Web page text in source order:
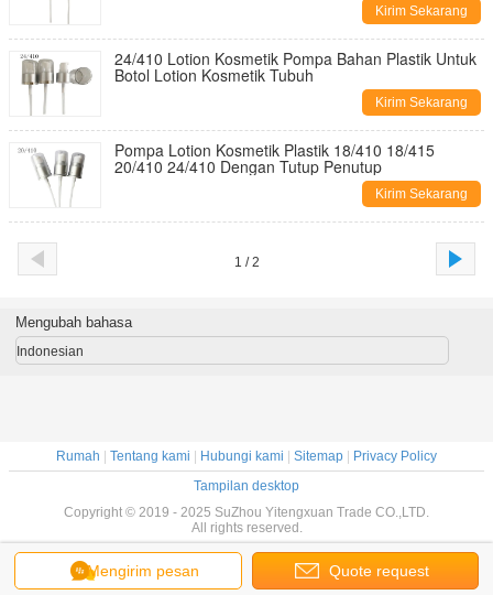
Kirim Sekarang
24/410 Lotion Kosmetik Pompa Bahan Plastik Untuk
Botol Lotion Kosmetik Tubuh
Kirim Sekarang
Pompa Lotion Kosmetik Plastik 18/410 18/415
20/410 24/410 Dengan Tutup Penutup
Kirim Sekarang
1 / 2
Mengirim pesan Quote request
Mengubah bahasa
Indonesian
Rumah Tentang kami Hubungi kami Sitemap
Privacy Policy
Tampilan desktop
Copyright © 2019 - 2025 SuZhou Yitengxuan Trade CO.,LTD.
All rights reserved.